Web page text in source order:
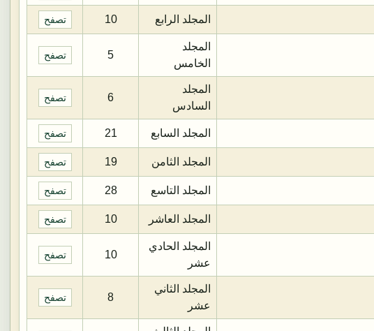
المجلد الرابع 10 تصفح
المجلد
الخامس
5 تصفح
المجلد
السادس
6 تصفح
المجلد السابع 21 تصفح
المجلد الثامن 19 تصفح
المجلد التاسع 28 تصفح
المجلد العاشر 10 تصفح
المجلد الحادي
عشر
10 تصفح
المجلد الثاني
عشر
8 تصفح